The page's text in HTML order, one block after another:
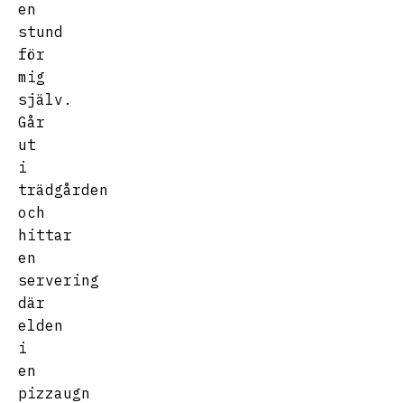
en
stund
för
mig
själv.
Går
ut
i
trädgården
och
hittar
en
servering
där
elden
i
en
pizzaugn